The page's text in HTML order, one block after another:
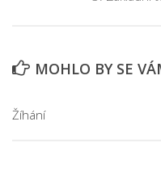
MOHLO BY SE
Žíhání